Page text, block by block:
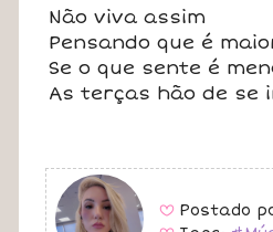
Não viva assim
Pensando que é
Se o que sente é
As terças hão de se
B Postado